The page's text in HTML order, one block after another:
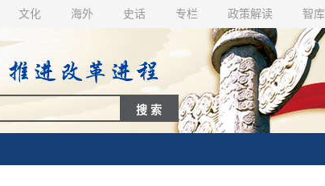
文化 海外 史话 专栏 政策解读 智库